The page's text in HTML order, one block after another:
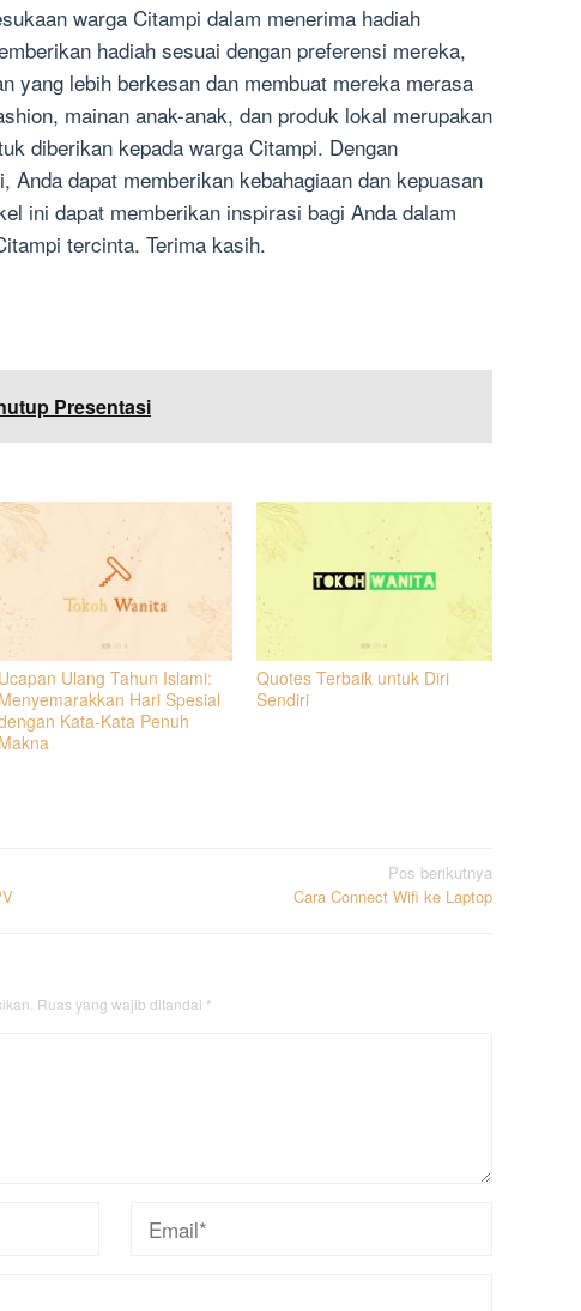
warga Citampi dalam menerima hadiah
hadiah sesuai dengan preferensi mereka,
yang lebih berkesan dan membuat mereka merasa
mainan anak-anak, dan produk lokal merupakan
diberikan kepada warga Citampi. Dengan
Anda dapat memberikan kebahagiaan dan kepuasan
ini dapat memberikan inspirasi bagi Anda dalam
tercinta. Terima kasih.
Presentasi
Ucapan Ulang Tahun Islami:
Menyemarakkan Hari Spesial
Kata-Kata Penuh
Makna
Quotes Terbaik untuk Diri
Sendiri
Pos berikutnya
Cara Connect Wifi ke Laptop
Ruas yang wajib ditandai *